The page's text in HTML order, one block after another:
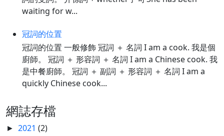
waiting for w...
冠詞的位置
冠詞的位置 一般修飾 冠詞 ＋ 名詞 I am a cook. 我是個
廚師。 冠詞 ＋ 形容詞 ＋ 名詞 I am a Chinese cook. 我
是中餐廚師。 冠詞 ＋ 副詞 ＋ 形容詞 ＋ 名詞 I am a
quickly Chinese cook...
網誌存檔
► 2021 (2)